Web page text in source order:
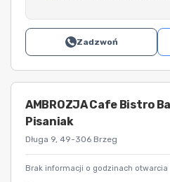
Zadzwoń
AMBROZJA Cafe Bistro
Pisaniak
Długa 9, 49-306 Brzeg
Brak informacji o godzinach otwarcia